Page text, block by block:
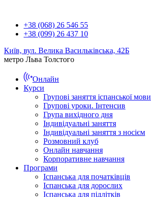
+38 (068) 26 546 55
+38 (099) 26 437 10
Київ, вул. Велика Васильківська, 42Б
метро Льва Толстого
Онлайн
Курси
Групові заняття іспанської мови
Групові уроки. Інтенсив
Група вихідного дня
Індивідуальні заняття
Індивідуальні заняття з носієм
Розмовний клуб
Онлайн навчання
Корпоративне навчання
Програми
Іспанська для початківців
Іспанська для дорослих
Іспанська для підлітків